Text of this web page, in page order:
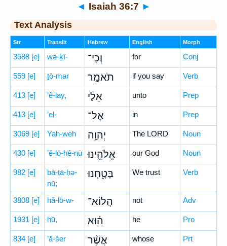
◄ Isaiah 36:7 ►
Text Analysis
Str Translit Hebrew English Morph
3588 [e] wə-ḵî- וְכִי־ for Conj
559 [e] ṯō-mar תֹאמַ֣ר if you say Verb
413 [e] ’ê-lay, אֵלַ֔י unto Prep
413 [e] ’el- אֶל־ in Prep
3069 [e] Yah-weh יְהוָ֥ה The LORD Noun
430 [e] ’ĕ-lō-hê-nū אֱלֹהֵ֖ינוּ our God Noun
982 [e]
bā-ṭā-ḥə-
nū;
בָּטָ֑חְנוּ We trust Verb
3808 [e] hă-lō-w- הֲלוֹא־ not Adv
1931 [e] hū, ה֗וּא he Pro
834 [e] ’ă-šer אֲשֶׁ֨ר whose Prt